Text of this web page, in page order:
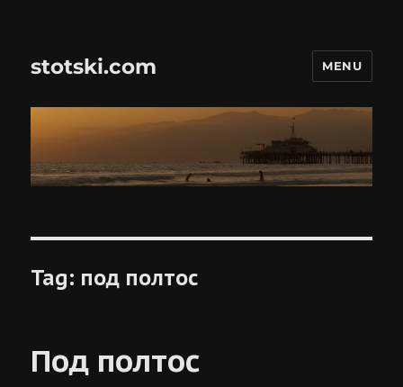
stotski.com MENU
Tag: под полтос
Под полтос